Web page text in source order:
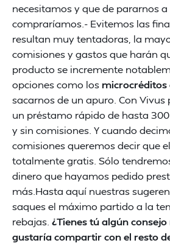
necesitamos y que de pararnos
compraríamos.- Evitemos las
resultan muy tentadoras, la
comisiones y gastos que harán
producto se incremente
opciones como los microcréditos
sacarnos de un apuro. Con
un préstamo rápido de hasta
y sin comisiones. Y cuando
comisiones queremos decir que
totalmente gratis. Sólo
dinero que hayamos pedido
más.Hasta aquí nuestras
saques el máximo partido a la
rebajas. ¿Tienes tú algún
gustaría compartir con el resto